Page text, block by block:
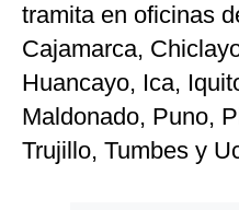
tramita en oficinas
Cajamarca,
Huancayo, Ica,
Maldonado, Puno,
Trujillo, Tumbes y